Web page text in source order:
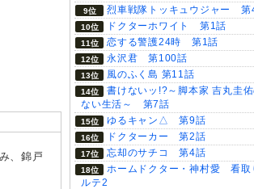
、錦戸
烈車戦隊トッキュウジャー 第
ドクターホワイト 第1話
恋する警護24時 第1話
永沢君 第100話
風のふく島 第11話
書けないッ!?～脚本家 吉丸圭
ない生活～ 第7話
ゆるキャン△ 第9話
ドクターカー 第2話
忘却のサチコ 第4話
ホームドクター・神村愛 看取
ルテ2